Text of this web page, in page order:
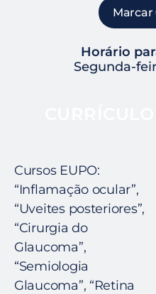
Marcar
Horário
Segunda-
Cursos EUPO:
“Inflamação ocular”,
“Uveites posteriores”,
“Cirurgia do
Glaucoma”,
“Semiologia
Glaucoma”, “Retina